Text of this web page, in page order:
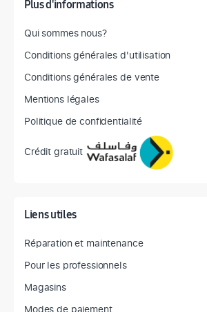
Plus d'informations
Qui sommes nous?
Conditions générales d'utilisation
Conditions générales de vente
Mentions légales
Politique de confidentialité
Crédit gratuit
Liens utiles
Réparation et maintenance
Pour les professionnels
Magasins
Modes de paiement